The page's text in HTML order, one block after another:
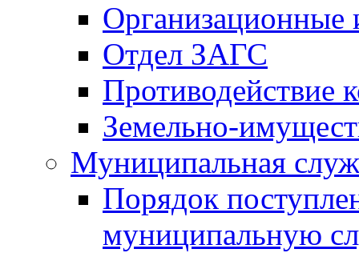
Отдел ЗАГС
Противодействие
Земельно-
Муниципальная
Порядок
муниципальную